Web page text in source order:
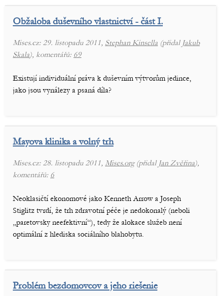
Obžaloba duševního vlastnictví - část I.
Mises.cz: 29. listopadu 2011, Stephan Kinsella (přidal Jakub
Skala), komentářů: 69
Existují individuální práva k duševním výtvorům jedince,
jako jsou vynálezy a psaná díla?
Mayova klinika a volný trh
Mises.cz: 28. listopadu 2011, Mises.org(přidal Jan Zvěřina),
komentářů: 6
Neoklasičtí ekonomové jako Kenneth Arrow a Joseph
Stiglitz tvrdí, že trh zdravotní péče je nedokonalý (neboli
„paretovsky neefektivní“), tedy že alokace služeb není
optimální z hlediska sociálního blahobytu.
Problém bezdomovcov a jeho riešenie